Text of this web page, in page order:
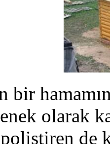
olarak
de